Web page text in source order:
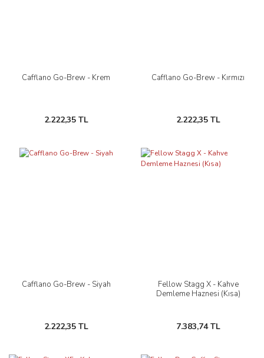
Cafflano Go-Brew - Krem
2.222,35 TL
Cafflano Go-Brew - Kırmızı
2.222,35 TL
Cafflano Go-Brew - Siyah
2.222,35 TL
Fellow Stagg X - Kahve
Demleme Haznesi (Kısa)
7.383,74 TL